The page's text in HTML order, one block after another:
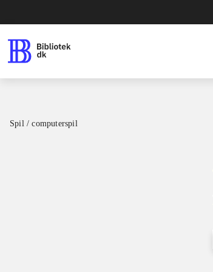
Spil / computerspil